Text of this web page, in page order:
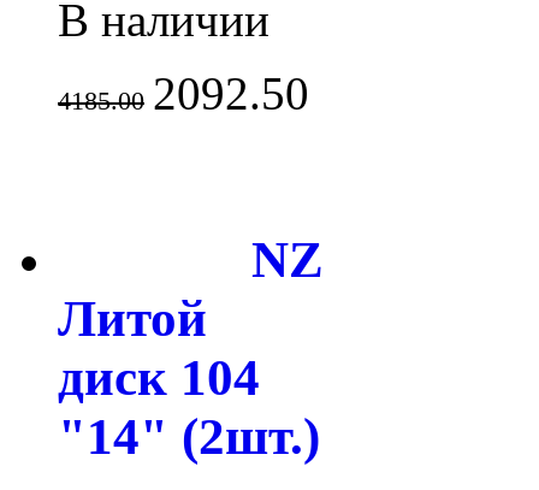
В наличии
4185.00 2092.50
NZ
Литой
диск 104
"14" (2шт.)